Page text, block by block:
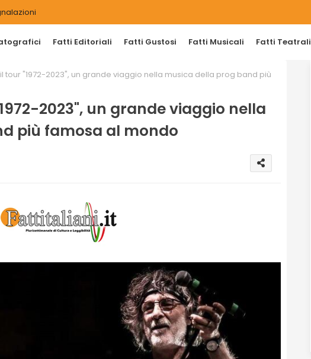
Fatti Editoriali Fatti Gustosi Fatti Musicali Fatti Teatrali
tour "1972-2023", un grande viaggio nella musica della prog band più
2023", un grande viaggio nella
più famosa al mondo